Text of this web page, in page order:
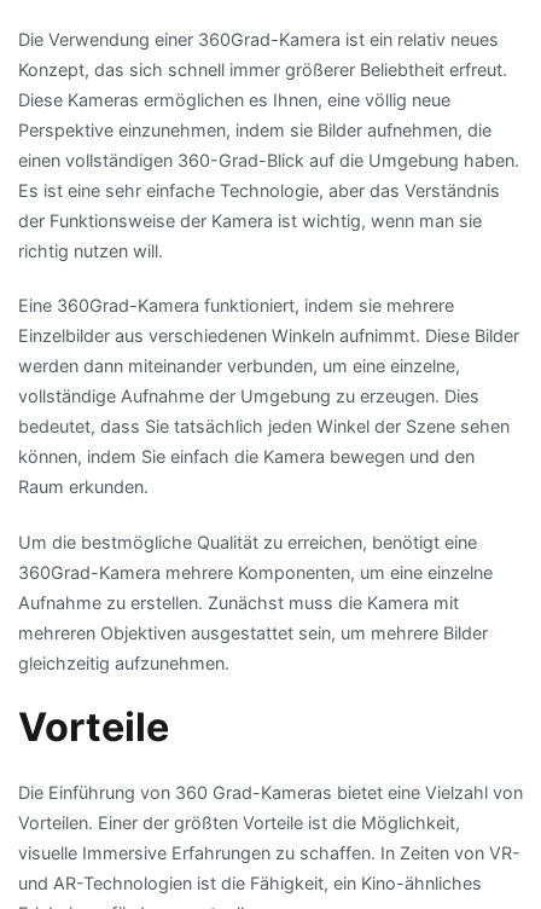
Die Verwendung einer 360Grad-Kamera ist ein relativ neues
Konzept, das sich schnell immer größerer Beliebtheit erfreut.
Diese Kameras ermöglichen es Ihnen, eine völlig neue
Perspektive einzunehmen, indem sie Bilder aufnehmen, die
einen vollständigen 360-Grad-Blick auf die Umgebung haben.
Es ist eine sehr einfache Technologie, aber das Verständnis
der Funktionsweise der Kamera ist wichtig, wenn man sie
richtig nutzen will.
Eine 360Grad-Kamera funktioniert, indem sie mehrere
Einzelbilder aus verschiedenen Winkeln aufnimmt. Diese Bilder
werden dann miteinander verbunden, um eine einzelne,
vollständige Aufnahme der Umgebung zu erzeugen. Dies
bedeutet, dass Sie tatsächlich jeden Winkel der Szene sehen
können, indem Sie einfach die Kamera bewegen und den
Raum erkunden.
Um die bestmögliche Qualität zu erreichen, benötigt eine
360Grad-Kamera mehrere Komponenten, um eine einzelne
Aufnahme zu erstellen. Zunächst muss die Kamera mit
mehreren Objektiven ausgestattet sein, um mehrere Bilder
gleichzeitig aufzunehmen.
Vorteile
Die Einführung von 360 Grad-Kameras bietet eine Vielzahl von
Vorteilen. Einer der größten Vorteile ist die Möglichkeit,
visuelle Immersive Erfahrungen zu schaffen. In Zeiten von VR-
und AR-Technologien ist die Fähigkeit, ein Kino-ähnliches